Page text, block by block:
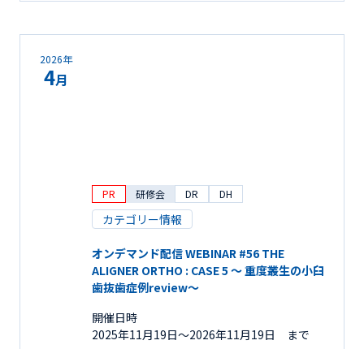
2026年
4月
PR 研修会 DR DH
カテゴリー情報
オンデマンド配信 WEBINAR #56 THE
ALIGNER ORTHO : CASE 5 ～ 重度叢生の小臼
歯抜歯症例review～
開催日時
2025年11月19日〜2026年11月19日 まで